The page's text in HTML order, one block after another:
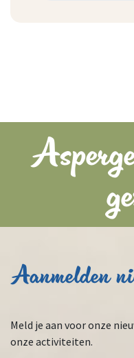
Aanmelden
Meld je aan voor onze
onze activiteiten.